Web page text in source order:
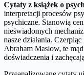
Cytaty z książek o
interpretacji procesów
psychiczne. Stanowią
nieświadomych
nasze działania.
Abraham Maslow, te
doświadczenia i